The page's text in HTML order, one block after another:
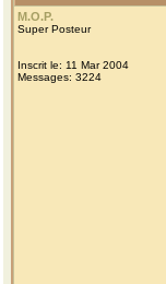
M.O.P.
Super Posteur
Inscrit le: 11 Mar 2004
Messages: 3224